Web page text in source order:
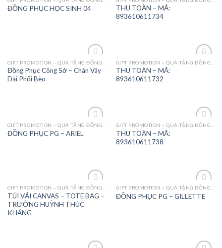
Add to
Wishlist
ĐỒNG PHỤC HỌC SINH 04
Add to
THU TOÀN – MÃ:
893610611734
Add to
Wishlist
Đồng Phục Công Sở – Chân Váy
Dài Phối Bèo
Add to
THU TOÀN – MÃ:
893610611732
Add to
Wishlist
ĐỒNG PHỤC PG – ARIEL
Add to
THU TOÀN – MÃ:
893610611738
Wishlist
TÚI VẢI CANVAS – TOTE BAG –
TRƯỜNG HUỲNH THÚC
KHÁNG
Wishlist
ĐỒNG PHỤC PG – GILLETTE